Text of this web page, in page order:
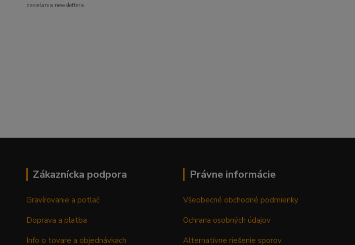
zasielania newslettera.
Zákaznícka podpora
Gravírovanie a potlač
Doprava a platba
Info o tovare a objednávkach
Právne informácie
Všeobecné obchodné podmienky
Ochrana osobných údajov
Alternatívne riešenie sporov